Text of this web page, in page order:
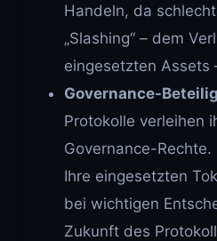
Handeln, da
„Slashing“ – dem
eingesetzten Assets
Governance-
Protokolle verleihen
Governance-
Ihre eingesetzten
bei wichtigen
Zukunft des